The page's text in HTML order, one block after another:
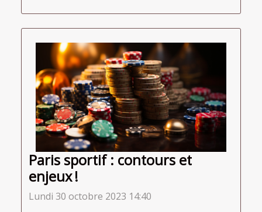
Paris sportif : contours et
enjeux !
Lundi 30 octobre 2023 14:40